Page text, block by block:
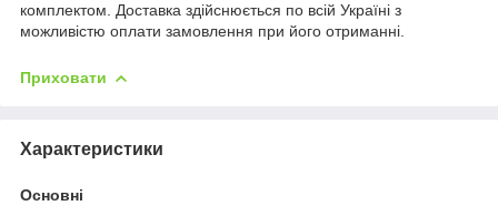
комплектом. Доставка здійснюється по всій Україні з
можливістю оплати замовлення при його отриманні.
Приховати
Характеристики
Основні